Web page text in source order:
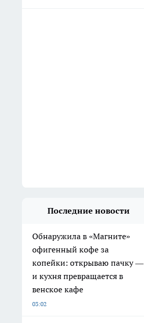
Последние новости
Обнаружила в «Магните»
офигенный кофе за
копейки: открываю пачку —
и кухня превращается в
венское кафе
03:02